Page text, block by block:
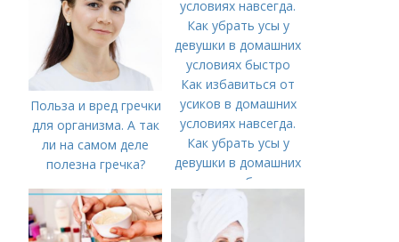
Польза и вред гречки
для организма. А так
ли на самом деле
полезна гречка?
Как избавиться от
усиков в домашних
условиях навсегда.
Как убрать усы у
девушки в домашних
условиях быстро